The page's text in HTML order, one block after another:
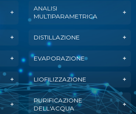
ANALISI
MULTIPARAMETRICA
DISTILLAZIONE
EVAPORAZIONE
LIOFILIZZAZIONE
PURIFICAZIONE
DELL'ACQUA